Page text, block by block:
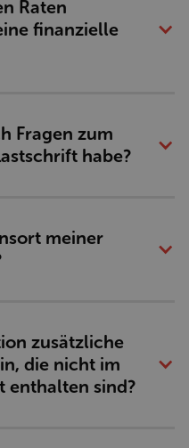
Raten
finanzielle
Fragen zum
habe?
meiner
zusätzliche
die nicht im
enthalten sind?